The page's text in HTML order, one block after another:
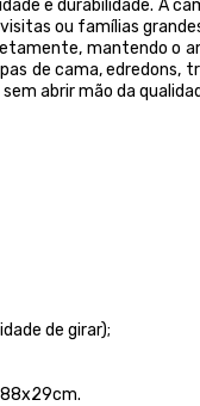
e durabilidade. A
ou famílias
mantendo o
de cama, edredons,
abrir mão da
de girar);